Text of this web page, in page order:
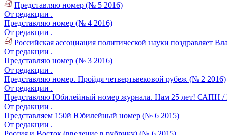
Представляю номер (№ 5 2016)
От редакции .
Представляю номер (№ 4 2016)
От редакции .
Российская ассоциация политической науки поздравляет
От редакции .
Представляю номер (№ 3 2016)
От редакции .
Представляю номер. Пройдя четвертьвековой рубеж (№ 2 2016)
От редакции .
Представляю Юбилейный номер журнала. Нам 25 лет! САПН
От редакции .
Представляем 150й Юбилейный номер (№ 6 2015)
От редакции .